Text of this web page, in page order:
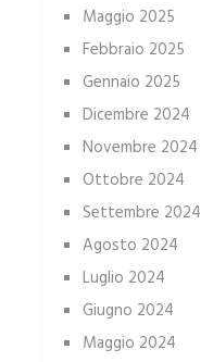
Maggio 2025
Febbraio 2025
Gennaio 2025
Dicembre 2024
Novembre 2024
Ottobre 2024
Settembre 2024
Agosto 2024
Luglio 2024
Giugno 2024
Maggio 2024